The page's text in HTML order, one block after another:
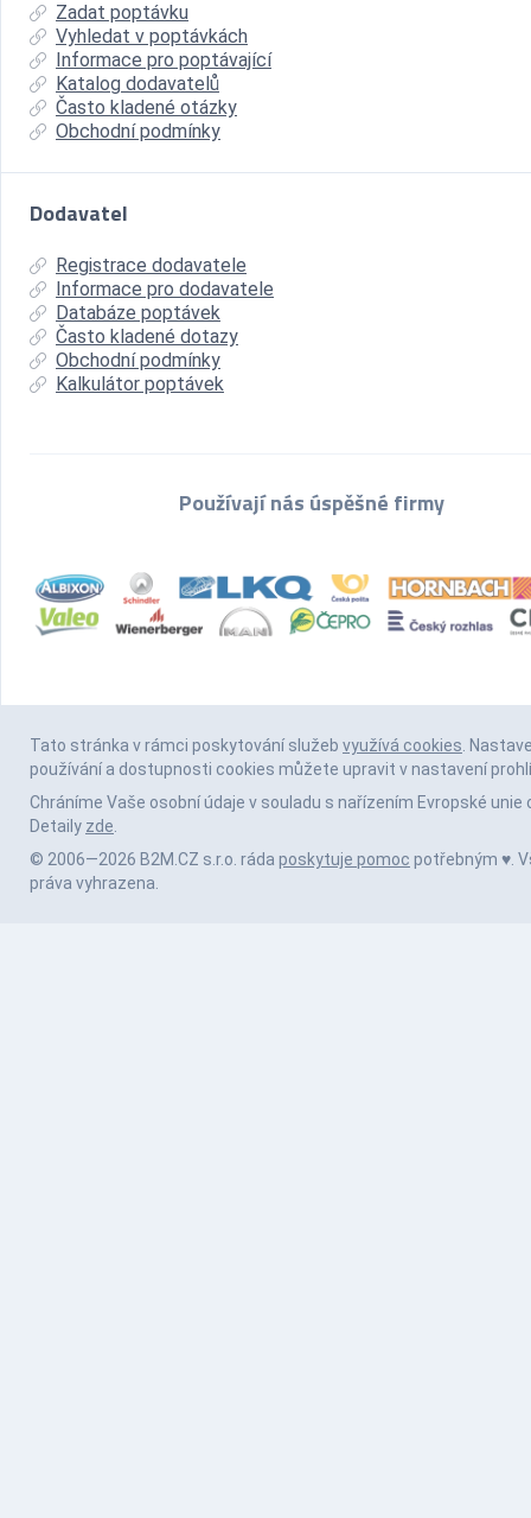
Zadat poptávku
Vyhledat v poptávkách
Informace pro poptávající
Katalog dodavatelů
Často kladené otázky
Obchodní podmínky
Dodavatel
Registrace dodavatele
Informace pro dodavatele
Databáze poptávek
Často kladené dotazy
Obchodní podmínky
Kalkulátor poptávek
Používají nás úspěšné firmy
Tato stránka v rámci poskytování služeb využívá cookies.
používání a dostupnosti cookies můžete upravit v nastavení
Chráníme Vaše osobní údaje v souladu s nařízením Evropské unie
Detaily zde.
© 2006—2026 B2M.CZ s.r.o. ráda poskytuje pomoc potřebným ♥️.
práva vyhrazena.